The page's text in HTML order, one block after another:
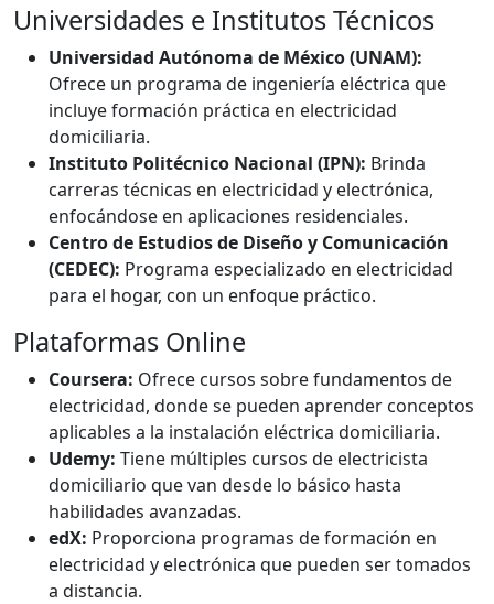
Universidades e Institutos Técnicos
Universidad Autónoma de México (UNAM):
Ofrece un programa de ingeniería eléctrica que
incluye formación práctica en electricidad
domiciliaria.
Instituto Politécnico Nacional (IPN): Brinda
carreras técnicas en electricidad y electrónica,
enfocándose en aplicaciones residenciales.
Centro de Estudios de Diseño y Comunicación
(CEDEC): Programa especializado en electricidad
para el hogar, con un enfoque práctico.
Plataformas Online
Coursera: Ofrece cursos sobre fundamentos de
electricidad, donde se pueden aprender conceptos
aplicables a la instalación eléctrica domiciliaria.
Udemy: Tiene múltiples cursos de electricista
domiciliario que van desde lo básico hasta
habilidades avanzadas.
edX: Proporciona programas de formación en
electricidad y electrónica que pueden ser tomados
a distancia.